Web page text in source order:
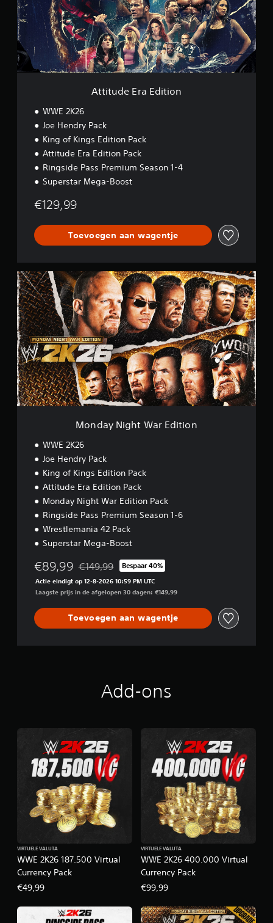
d
e
E
r
a
E
d
Attitude Era Edition
WWE 2K26
Joe Hendry Pack
King of Kings Edition Pack
Attitude Era Edition Pack
Ringside Pass Premium Season 1-4
Superstar Mega-Boost
€129,99
Toevoegen aan wagentje
M
o
n
d
a
y
N
i
g
h
t
W
a
Monday Night War Edition
WWE 2K26
Joe Hendry Pack
King of Kings Edition Pack
Attitude Era Edition Pack
Monday Night War Edition Pack
Ringside Pass Premium Season 1-6
Wrestlemania 42 Pack
Superstar Mega-Boost
€89,99 Korting ten opzichte van de oorspronkelijke prijs
€149,99 Bespaar 40%
Actie eindigt op 12-8-2026 10:59 PM UTC
Laagste prijs in de afgelopen 30 dagen: €149,99
Toevoegen aan wagentje
Add-ons
WWE 2K26 187.500 Virtual
Currency Pack
VIRTUELE VALUTA
€49,99
WWE 2K26 400.000 Virtual
Currency Pack
VIRTUELE VALUTA
€99,99